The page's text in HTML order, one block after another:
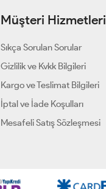
Müşteri Hizmetleri
Sıkça Sorulan Sorular
Gizlilik ve Kvkk Bilgileri
Kargo ve Teslimat Bilgileri
İptal ve İade Koşulları
Mesafeli Satış Sözleşmesi